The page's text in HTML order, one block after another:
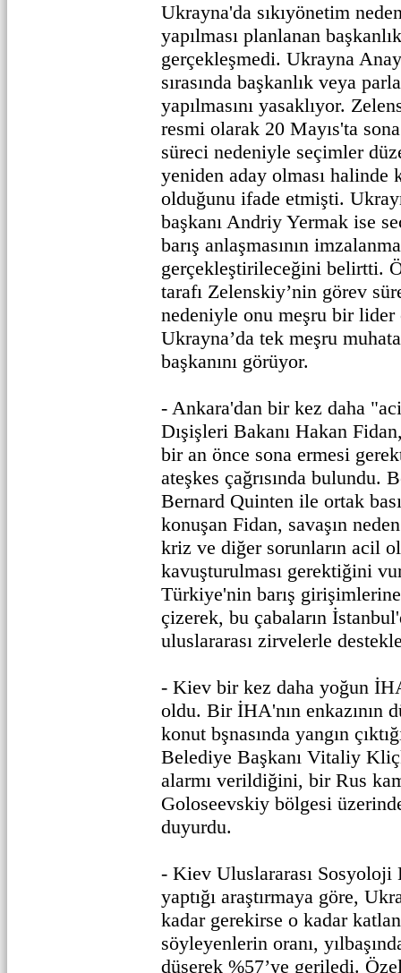
Ukrayna'da sıkıyönetim
yapılması planlanan
gerçekleşmedi. Ukrayna
sırasında başkanlık veya
yapılmasını yasaklıyor.
resmi olarak 20 Mayıs'ta
süreci nedeniyle seçimler
yeniden aday olması halinde
olduğunu ifade etmişti.
başkanı Andriy Yermak ise
barış anlaşmasının
gerçekleştirileceğini belirtti.
tarafı Zelenskiy’nin görev
nedeniyle onu meşru bir lider
Ukrayna’da tek meşru
başkanını görüyor.
- Ankara'dan bir kez daha
Dışişleri Bakanı Hakan
bir an önce sona ermesi
ateşkes çağrısında bulundu.
Bernard Quinten ile ortak
konuşan Fidan, savaşın
kriz ve diğer sorunların acil
kavuşturulması gerektiğini
Türkiye'nin barış
çizerek, bu çabaların
uluslararası zirvelerle
- Kiev bir kez daha yoğun
oldu. Bir İHA'nın enkazının
konut bşnasında yangın
Belediye Başkanı Vitaliy
alarmı verildiğini, bir Rus
Goloseevskiy bölgesi
duyurdu.
- Kiev Uluslararası Sosyoloji
yaptığı araştırmaya göre,
kadar gerekirse o kadar
söyleyenlerin oranı,
düşerek %57’ye geriledi.